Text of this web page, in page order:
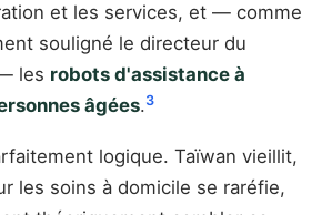
et les services, et — comme
souligné le directeur du
les robots d'assistance à
âgées.3
logique. Taïwan vieillit,
les soins à domicile se raréfie,